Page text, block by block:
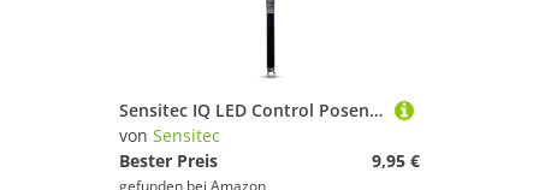
Sensitec IQ LED Control Posen - LED Big Fish Laufpose von Sänger Farbwechsel bei Biss (25gr)
von Sensitec
Bester Preis
9,95 €
gefunden bei Amazon